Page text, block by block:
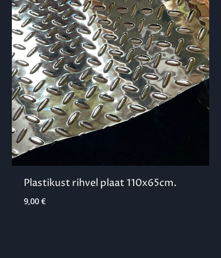
Plastikust rihvel plaat 110x65cm.
9,00 €